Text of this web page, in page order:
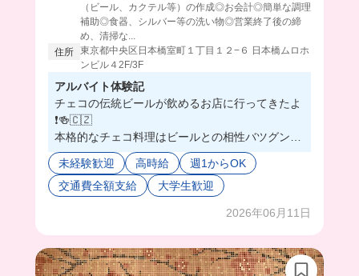
（ビール、カクテル等）の作成◎お会計◎簡単な調理
補助◎食器、シルバー等の洗い物◎営業終了後の締
め、清掃な...
住所 東京都中央区日本橋室町１丁目１２−６ 日本橋ムロホ
ンビル４2F/3F
アルバイト体験記
チェコの伝統ビールが飲めるお店に行ってきたよ
❗️🍻🇨🇿
本格的なチェコ料理はビールとの相性バツグンで
めちゃくちゃ美味しい…！
実は、ビールを完璧に注げるようになるには少し
コツがいるみたい😳
くさんいるので、「焦らずゆっくり覚えていけば
しかも、仕事終わりには嬉しい「お疲れ様ビー
ル」の特典も…！🍺✨
未経験歓迎 高時給
週1からOK
交通費全額支給
大学生歓迎
2026年06月11日